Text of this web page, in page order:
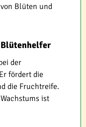
Blüten und
Blütenhelfer
der
fördert die
die Fruchtreife.
ist